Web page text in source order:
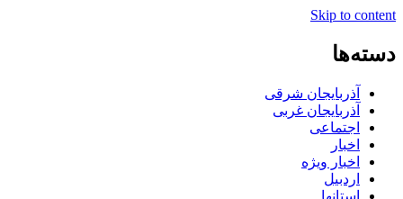
Skip to content
دسته‌ها
آذربایجان شرقی
آذربایجان غربی
اجتماعی
اخبار
اخبار ویژه
اردبیل
استانها